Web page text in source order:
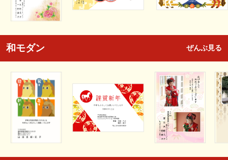
和モダン ぜんぶ見る